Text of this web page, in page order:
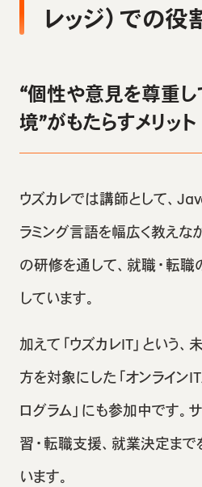
レッジ）での
“個性や意見を尊重し
境”がもたらすメリット
ウズカレでは講師として、
ラミング言語を幅広く教えな
の研修を通して、就職・転職
しています。
加えて「ウズカレIT」という
方を対象にした「オンライン
ログラム」にも参加中です。
習・転職支援、就業決定まで
います。